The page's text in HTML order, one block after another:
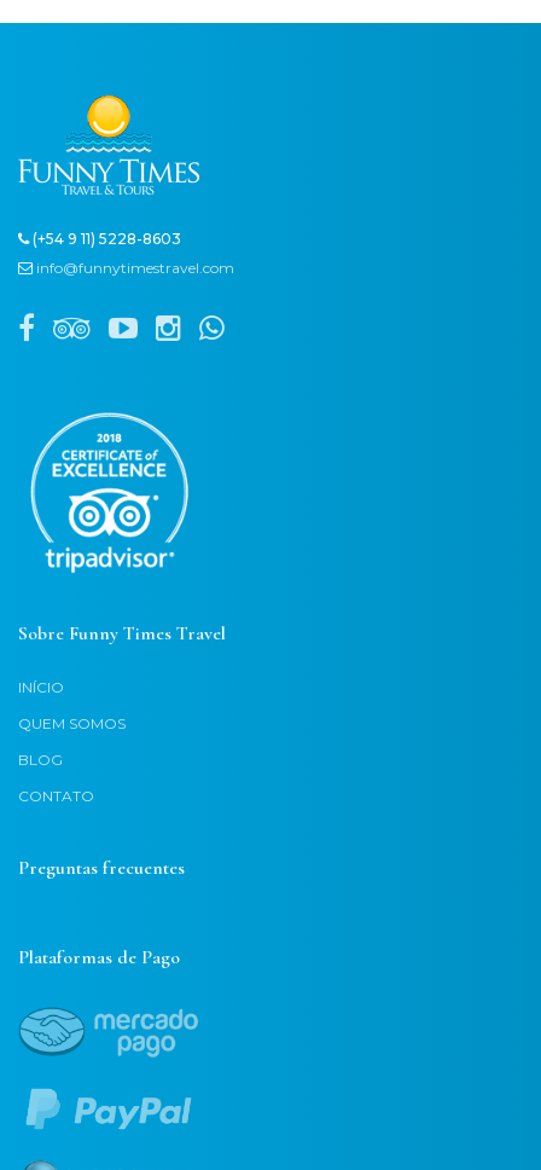
(+54 9 11) 5228-8603
info@funnytimestravel.com
Sobre Funny Times Travel
INÍCIO
QUEM SOMOS
BLOG
CONTATO
Preguntas frecuentes
Plataformas de Pago